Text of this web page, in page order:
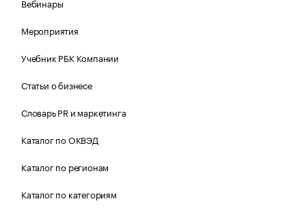
Вебинары
Мероприятия
Учебник РБК Компании
Статьи о бизнесе
Словарь PR и маркетинга
Каталог по ОКВЭД
Каталог по регионам
Каталог по категориям